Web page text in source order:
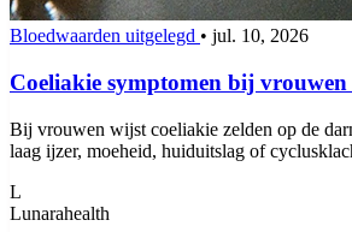
Bloedwaarden uitgelegd • jul. 10, 2026
Coeliakie symptomen bij vrouwen
Bij vrouwen wijst coeliakie zelden op de
laag ijzer, moeheid, huiduitslag of
L
Lunarahealth